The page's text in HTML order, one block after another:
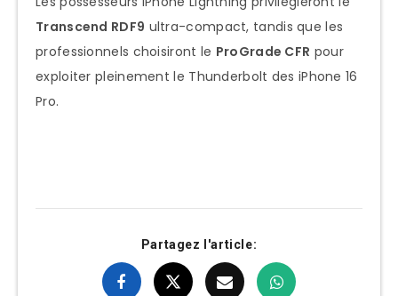
Transcend RDF9 ultra-compact, tandis que les
professionnels choisiront le ProGrade CFR pour
exploiter pleinement le Thunderbolt des iPhone 16
Pro.
Partagez l'article: